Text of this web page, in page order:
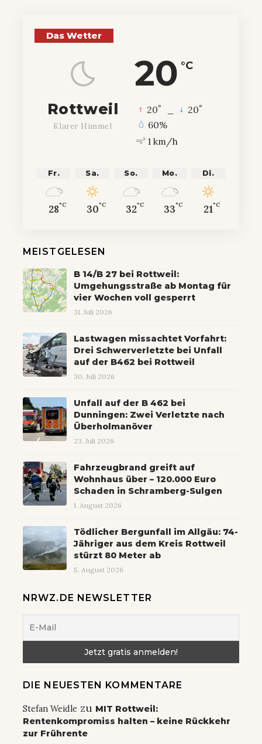
Das Wetter
20 °C
Rottweil
Klarer Himmel
20° 20°
60%
1 km/h
Fr.
28°C
Sa.
30°C
So.
32°C
Mo.
33°C
Di.
21°C
MEISTGELESEN
B 14/B 27 bei Rottweil:
Umgehungsstraße ab Montag für
vier Wochen voll gesperrt
31. Juli 2026
Lastwagen missachtet Vorfahrt:
Drei Schwerverletzte bei Unfall
auf der B462 bei Rottweil
30. Juli 2026
Unfall auf der B 462 bei
Dunningen: Zwei Verletzte nach
Überholmanöver
23. Juli 2026
Fahrzeugbrand greift auf
Wohnhaus über – 120.000 Euro
Schaden in Schramberg-Sulgen
1. August 2026
Tödlicher Bergunfall im Allgäu: 74-
Jähriger aus dem Kreis Rottweil
stürzt 80 Meter ab
5. August 2026
NRWZ.DE NEWSLETTER
DIE NEUESTEN KOMMENTARE
Stefan Weidle zu MIT Rottweil:
Rentenkompromiss halten – keine Rückkehr
zur Frührente